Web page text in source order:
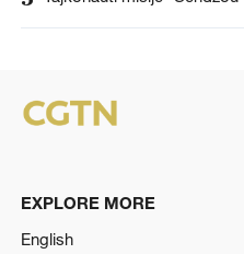
EXPLORE MORE
English